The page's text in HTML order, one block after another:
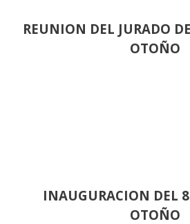
REUNION DEL JURADO
OTOÑO
INAUGURACION DEL
OTOÑO